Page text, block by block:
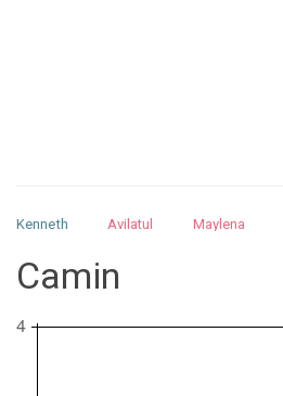
Kenneth Avilatul Maylena
Nurhilman
Pathin
Camin